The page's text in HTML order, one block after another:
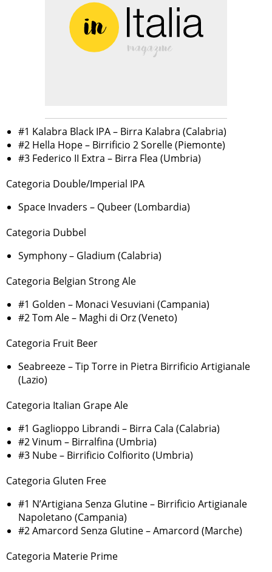
#1 Kalabra Black IPA – Birra Kalabra (Calabria)
#2 Hella Hope – Birrificio 2 Sorelle (Piemonte)
#3 Federico II Extra – Birra Flea (Umbria)
Categoria Double/Imperial IPA
Space Invaders – Qubeer (Lombardia)
Categoria Dubbel
Symphony – Gladium (Calabria)
Categoria Belgian Strong Ale
#1 Golden – Monaci Vesuviani (Campania)
#2 Tom Ale – Maghi di Orz (Veneto)
Categoria Fruit Beer
Seabreeze – Tip Torre in Pietra Birrificio Artigianale
(Lazio)
Categoria Italian Grape Ale
#1 Gaglioppo Librandi – Birra Cala (Calabria)
#2 Vinum – Birralfina (Umbria)
#3 Nube – Birrificio Colfiorito (Umbria)
Categoria Gluten Free
#1 N’Artigiana Senza Glutine – Birrificio Artigianale
Napoletano (Campania)
#2 Amarcord Senza Glutine – Amarcord (Marche)
Categoria Materie Prime